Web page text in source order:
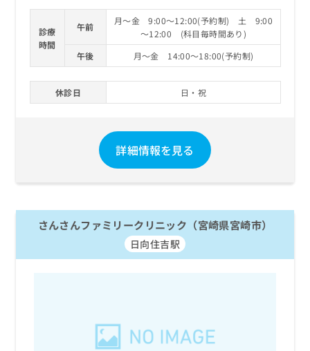
診療
時間
午前
月～金 9:00～12:00(予約制) 土 9:00
～12:00 (科目毎時間あり)
午後
月～金 14:00～18:00(予約制)
休診日 日・祝
詳細情報を見る
さんさんファミリークリニック（宮崎県宮崎市）
日向住吉駅